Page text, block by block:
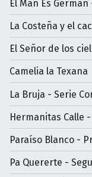
El Man Es
La Costeña y el
El Señor de los
Camelia la Texana
La Bruja - Serie
Hermanitas Calle
Paraíso Blanco -
Pa Quererte -